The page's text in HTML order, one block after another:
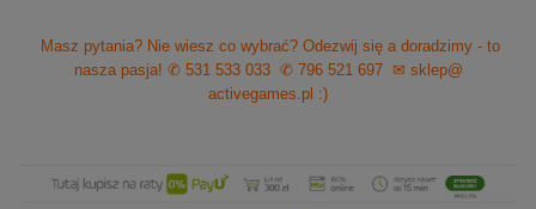
Masz pytania? Nie wiesz co wybrać? Odezwij się a doradzimy - to
nasza pasja! ✆ 531 533 033 ✆ 796 521 697
✉ sklep@
activegames.pl :)